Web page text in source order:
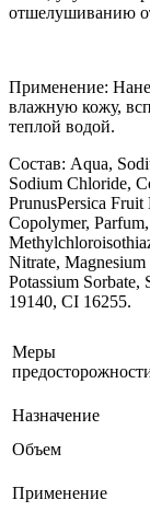
отшелушиванию
Применение:
влажную кожу,
теплой водой.
Состав: Aqua,
Sodium Chloride,
PrunusPersica
Copolymer,
Nitrate,
Potassium
19140, CI 16255.
Меры
Назначение
Объем
Применение